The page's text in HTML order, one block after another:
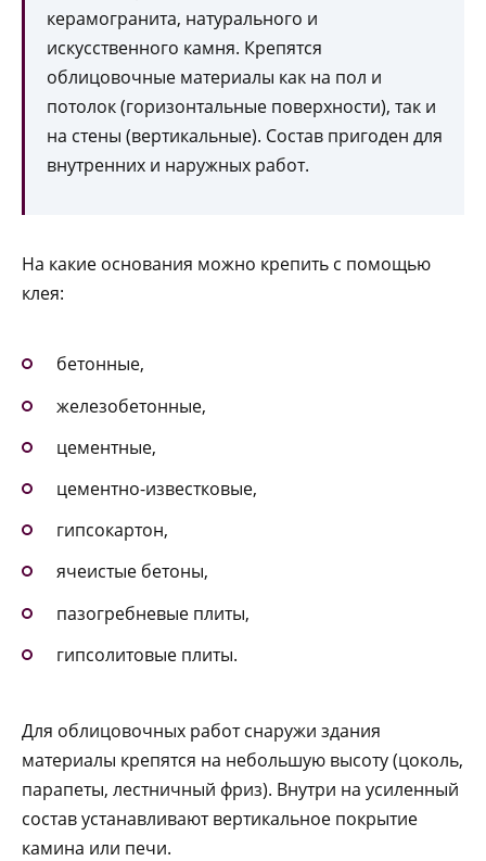
керамогранита, натурального и
искусственного камня. Крепятся
облицовочные материалы как на пол и
потолок (горизонтальные поверхности), так и
на стены (вертикальные). Состав пригоден для
внутренних и наружных работ.
На какие основания можно крепить с помощью
клея:
бетонные,
железобетонные,
цементные,
цементно-известковые,
гипсокартон,
ячеистые бетоны,
пазогребневые плиты,
гипсолитовые плиты.
Для облицовочных работ снаружи здания
материалы крепятся на небольшую высоту (цоколь,
парапеты, лестничный фриз). Внутри на усиленный
состав устанавливают вертикальное покрытие
камина или печи.